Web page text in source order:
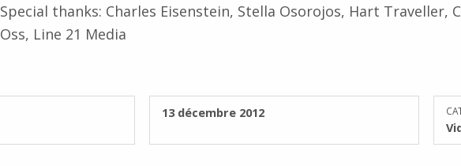
PUBLIÉ SUR :
13 décembre 2012
Special thanks: Charles Eisenstein, Stella Osorojos, Hart Traveller,
Oss, Line 21 Media